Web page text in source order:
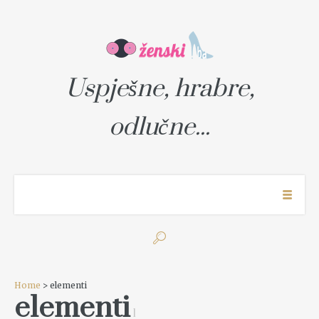
Uspješne, hrabre,
odlučne...
Home > elementi
elementi1